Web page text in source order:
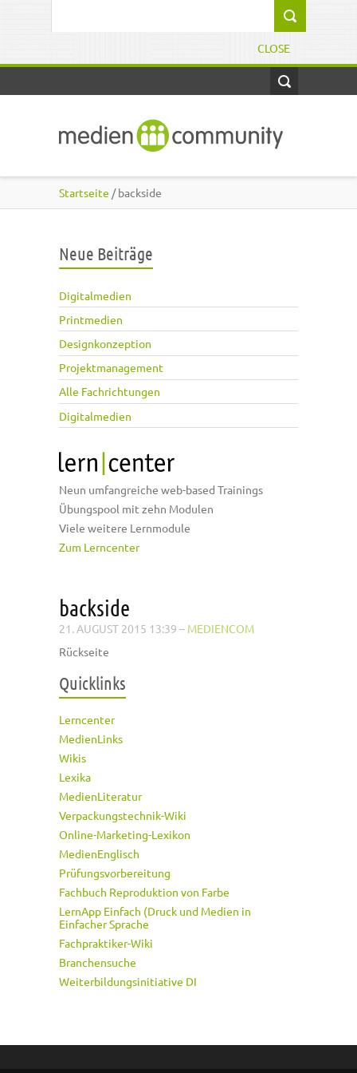
CLOSE
Startseite / backside
Neue Beiträge
Digitalmedien
Printmedien
Designkonzeption
Projektmanagement
Alle Fachrichtungen
Digitalmedien
Neun umfangreiche web-based Trainings
Übungspool mit zehn Modulen
Viele weitere Lernmodule
Zum Lerncenter
backside
21. AUGUST 2015 13:39 – MEDIENCOM
Rückseite
Quicklinks
Lerncenter
MedienLinks
Wikis
Lexika
MedienLiteratur
Verpackungstechnik-Wiki
Online-Marketing-Lexikon
MedienEnglisch
Prüfungsvorbereitung
Fachbuch Reproduktion von Farbe
LernApp Einfach (Druck und Medien in
Einfacher Sprache
Fachpraktiker-Wiki
Branchensuche
Weiterbildungsinitiative DI